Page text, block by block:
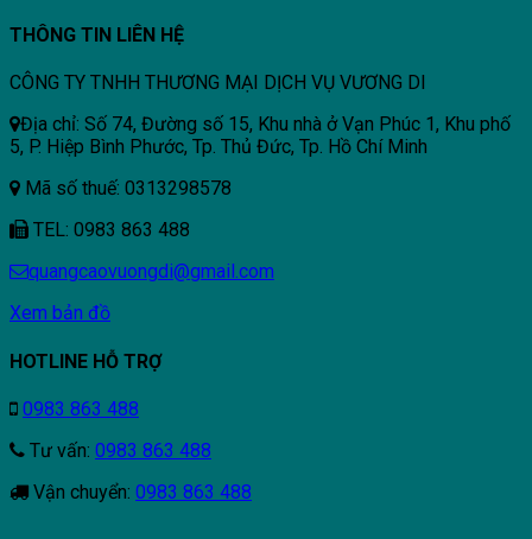
THÔNG TIN LIÊN HỆ
CÔNG TY TNHH THƯƠNG MẠI DỊCH VỤ VƯƠNG DI
Địa chỉ: Số 74, Đường số 15, Khu nhà ở Vạn Phúc 1, Khu phố
5, P. Hiệp Bình Phước, Tp. Thủ Đức, Tp. Hồ Chí Minh
Mã số thuế: 0313298578
TEL: 0983 863 488
quangcaovuongdi@gmail.com
Xem bản đồ
HOTLINE HỖ TRỢ
0983 863 488
Tư vấn: 0983 863 488
Vận chuyển: 0983 863 488